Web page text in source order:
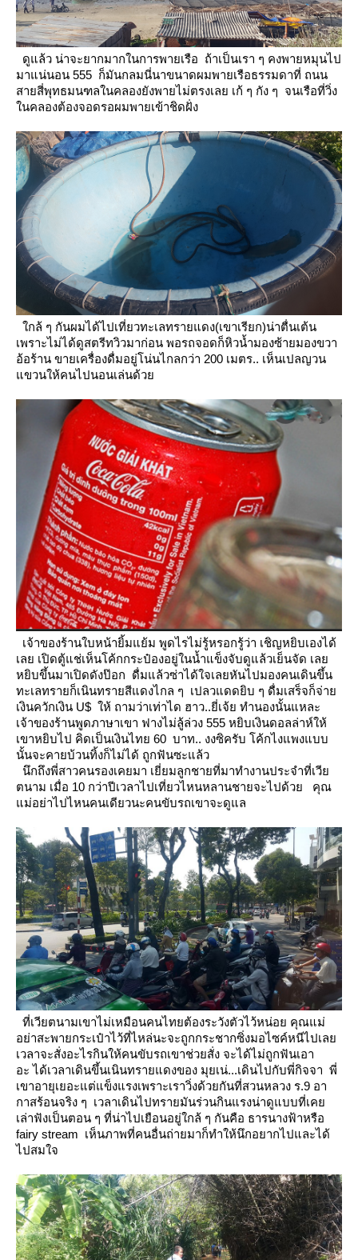
ดูแล้ว น่าจะยากมากในการพายเรือ ถ้าเป็นเรา ๆ คงพายหมุนไป
มาแน่นอน 555 ก็มันกลมนี่นาขนาดผมพายเรือธรรมดาที่ ถนน
สายสี่พุทธมนฑลในคลองยังพายไม่ตรงเลย เก้ ๆ กัง ๆ จนเรือที่วิ่ง
นคลองต้องจอดรอผมพายเข้าชิดฝั่ง
กล้ ๆ กันผมได้ไปเที่ยวทะเลทรายแดง(เขาเรียก)น่าตื่นเต้น
เพราะไม่ได้ดูสตรีทวิวมาก่อน พอรถจอดก็หิวน้ำมองซ้ายมองขวา
อ้อร้าน ขายเครื่องดื่มอยู่โน่นไกลกว่า 200 เมตร.. เห็นเปลญวน
ขวนให้คนไปนอนเล่นด้ว
เจ้าของร้านใบหน้ายิ้มแย้ม พูดไรไม่รู้หรอกรู้ว่า เชิญหยิบเองได้
เลย เปิดตู้แช่เห็นโค้กกระป๋องอยู่ในน้ำแข็งจับดูแล้วเย็นจัด เล
หยิบขึ้นมาเปิดดังป๊อก ดื่มแล้วซ่าได้ใจเลยหันไปมองคนเดินขึ้น
ทะเลทรายก็เนินทรายสีแดงไกล ๆ เปลวแดดยิบ ๆ ดื่มเสร็จก็จ่า
เงินควักเงิน U$ ให้ ถามว่าเท่าได ฮาว..ยี่เจ้ย ทำนองนั้นแหละ
เจ้าของร้านพูดภาษาเขา ฟางไม่ลู้ล่วง 555 หยิบเงินดอลล่าห์ให้
เขาหยิบไป คิดเป็นเงินไทย 60 บาท.. งงซิครับ โค้กไงแพงแบบ
นั้นจะคายบ้วนทิ้งก็ไม่ได้ ถูกฟันซะแล้ว
นึกถึงพี่สาวคนรองเคยมา เยี่ยมลูกชายที่มาทำงานประจำที่เวี
ตนาม เมื่อ 10 กว่าปีเวลาไปเที่ยวไหนหลานชายจะไปด้ว
คุณ
ม่อย่าไปไหนคนเดียวนะคนขับรถเขาจะดูแล
ที่เวียตนามเขาไม่เหมือนคนไทยต้องระวังตัวไว้หน่อย คุณแม่
อย่าสะพายกระเป๋าไว้ที่ไหล่นะจะถูกกระชากซิ่งมอไซค์หนีไปเล
เวลาจะสั่งอะไรกินให้คนขับรถเขาช่วยสั่ง จะได้ไม่ถูกฟันเอา
อะ ได้เวลาเดินขึ้นเนินทรายแดงของ มุยเน่...เดินไปกับพี่กิจจา พี่
เขาอายุเยอะแต่แข็งแรงเพราะเราวิ่งด้วยกันที่สวนหลวง ร.9 อา
กาสร้อนจริง ๆ เวลาเดินไปทรายมันร่วนกินแรงน่าดูแบบที่เค
เล่าฟังเป็นตอน ๆ ที่น่าไปเยือนอยู่ใกล้ ๆ กันคือ ธารนางฟ้าหรือ
fairy stream เห็นภาพที่คนอื่นถ่ายมาก็ทำให้นึกอยากไปและได้
ไปสมใจ